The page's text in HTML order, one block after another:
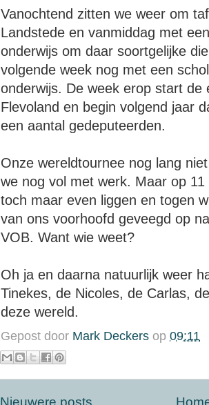
Vanochtend zitten we weer om
Landstede en vanmiddag met
onderwijs om daar soortgelijke
volgende week nog met een
onderwijs. De week erop start de
Flevoland en begin volgend jaar
een aantal gedeputeerden.
Onze wereldtournee nog lang
we nog vol met werk. Maar op
toch maar even liggen en togen
van ons voorhoofd geveegd op
VOB. Want wie weet?
Oh ja en daarna natuurlijk weer
Tinekes, de Nicoles, de Carlas,
deze wereld.
Gepost door Mark Deckers op 09:11
Nieuwere posts